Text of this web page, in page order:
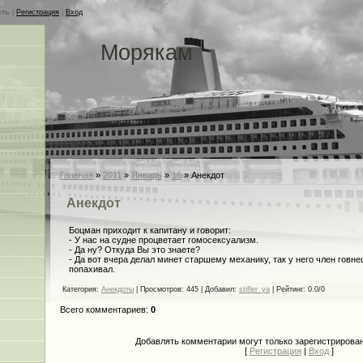
Регистрация Вход
Морякам
Главная » 2011 » Январь » 16» Анекдот
Анекдот
Боцман приходит к капитану и говорит:
- У нас на судне процветает гомосексуализм.
- Да ну? Откуда Вы это знаете?
- Да вот вчера делал минет старшему механику, так у него член
попахивал.
Категория: Анекдоты Просмотров: 445 | Добавил: stifler_ya Рейтинг: 0.0/0
Всего комментариев: 0
Добавлять комментарии могут только
[ Регистрация | Вход]